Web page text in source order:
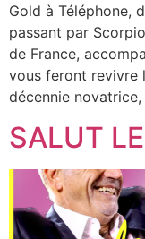
Gold à Téléphone,
passant par
de France,
vous feront revivre
décennie
SALUT